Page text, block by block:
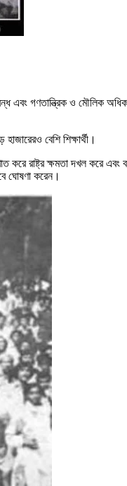
এবং গণতান্ত্রিক ও মৌলিক
বেশি শিক্ষার্থী।
করে রাষ্ট্র ক্ষমতা দখল করে এবং
ঘোষণা করেন।